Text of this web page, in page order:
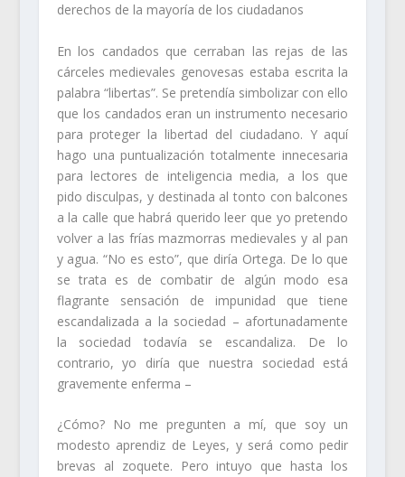
derechos de la mayoría de los ciudadanos
En los candados que cerraban las rejas de las
cárceles medievales genovesas estaba escrita la
palabra “libertas”. Se pretendía simbolizar con ello
que los candados eran un instrumento necesario
para proteger la libertad del ciudadano. Y aquí
hago una puntualización totalmente innecesaria
para lectores de inteligencia media, a los que
pido disculpas, y destinada al tonto con balcones
a la calle que habrá querido leer que yo pretendo
volver a las frías mazmorras medievales y al pan
y agua. “No es esto”, que diría Ortega. De lo que
se trata es de combatir de algún modo esa
flagrante sensación de impunidad que tiene
escandalizada a la sociedad – afortunadamente
la sociedad todavía se escandaliza. De lo
contrario, yo diría que nuestra sociedad está
gravemente enferma –
¿Cómo? No me pregunten a mí, que soy un
modesto aprendiz de Leyes, y será como pedir
brevas al zoquete. Pero intuyo que hasta los